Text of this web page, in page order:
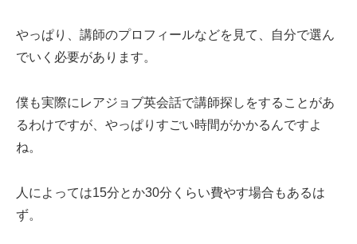
やっぱり、講師のプロフィールなどを見て、自分で選ん
でいく必要があります。
僕も実際にレアジョブ英会話で講師探しをすることがあ
るわけですが、やっぱりすごい時間がかかるんですよ
ね。
人によっては15分とか30分くらい費やす場合もあるは
ず。